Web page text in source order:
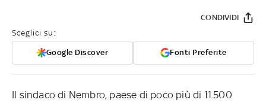
Sceglici su:
Google Discover Fonti Preferite
CONDIVIDI
Il sindaco di Nembro, paese di poco più di 11.500